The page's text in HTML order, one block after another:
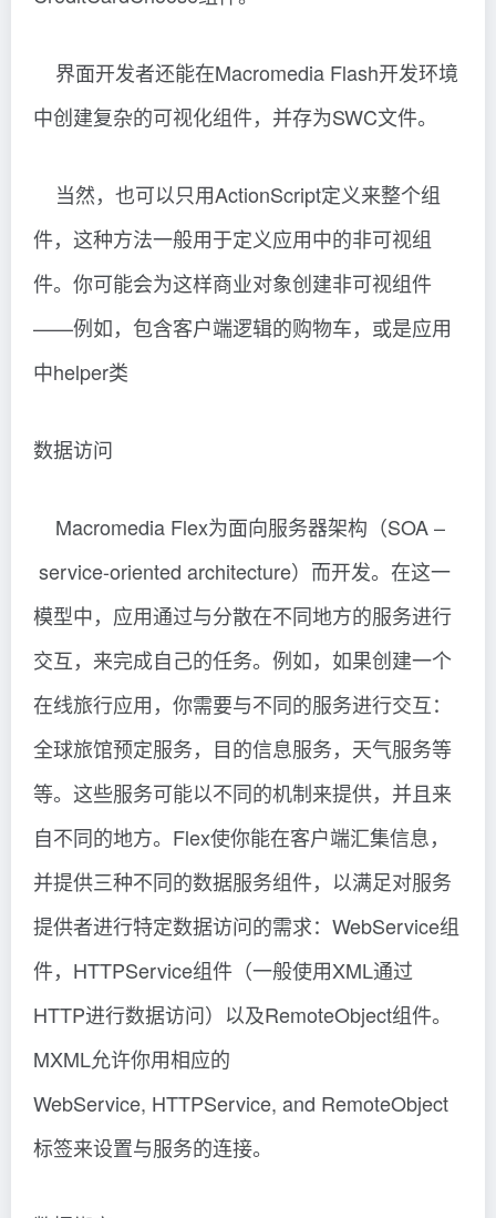
界面开发者还能在Macromedia Flash开发环境
中创建复杂的可视化组件，并存为SWC文件。
当然，也可以只用ActionScript定义来整个组
件，这种方法一般用于定义应用中的非可视组
件。你可能会为这样商业对象创建非可视组件
——例如，包含客户端逻辑的购物车，或是应用
中helper类
数据访问
Macromedia Flex为面向服务器架构（SOA –
service-oriented architecture）而开发。在这一
模型中，应用通过与分散在不同地方的服务进行
交互，来完成自己的任务。例如，如果创建一个
在线旅行应用，你需要与不同的服务进行交互：
全球旅馆预定服务，目的信息服务，天气服务等
等。这些服务可能以不同的机制来提供，并且来
自不同的地方。Flex使你能在客户端汇集信息，
并提供三种不同的数据服务组件，以满足对服务
提供者进行特定数据访问的需求：WebService组
件，HTTPService组件（一般使用XML通过
HTTP进行数据访问）以及RemoteObject组件。
MXML允许你用相应的
WebService, HTTPService, and RemoteObject
标签来设置与服务的连接。